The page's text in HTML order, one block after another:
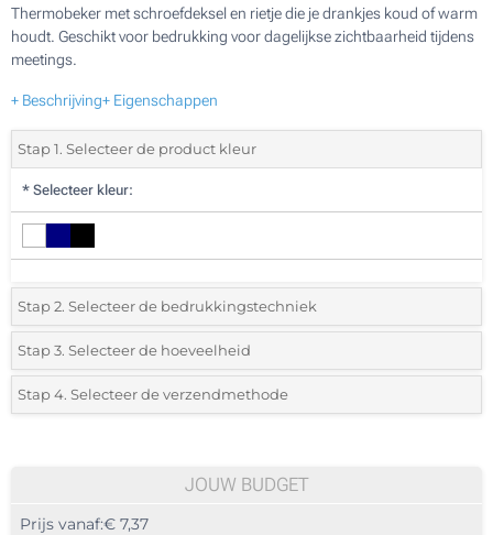
Thermobeker met schroefdeksel en rietje die je drankjes koud of warm
houdt. Geschikt voor bedrukking voor dagelijkse zichtbaarheid tijdens
meetings.
+ Beschrijving+ Eigenschappen
Stap 1. Selecteer de product kleur
* Selecteer kleur:
Stap 2. Selecteer de bedrukkingstechniek
*Selecteer de bedrukking en kleuren van het logo:
1 Kleur (Aan een zijde)
Stap 3. Selecteer de hoeveelheid
*Selecteer uit de lijst of voeg het gewenste aantal in
20
Stap 4. Selecteer de verzendmethode
JOUW BUDGET
Prijs vanaf:€ 7,37